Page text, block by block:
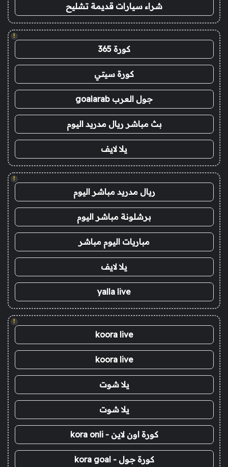
شراء سيارات قديمة تشليح
!
كورة 365
كورة سيتي
جول العرب goalarab
بث مباشر ريال مدريد اليوم
يلا لايف
!
ريال مدريد مباشر اليوم
برشلونة مباشر اليوم
مباريات اليوم مباشر
يلا لايف
yalla live
!
koora live
koora live
يلا شوت
يلا شوت
كورة اون لاين - kora onli
كورة جول - kora goal